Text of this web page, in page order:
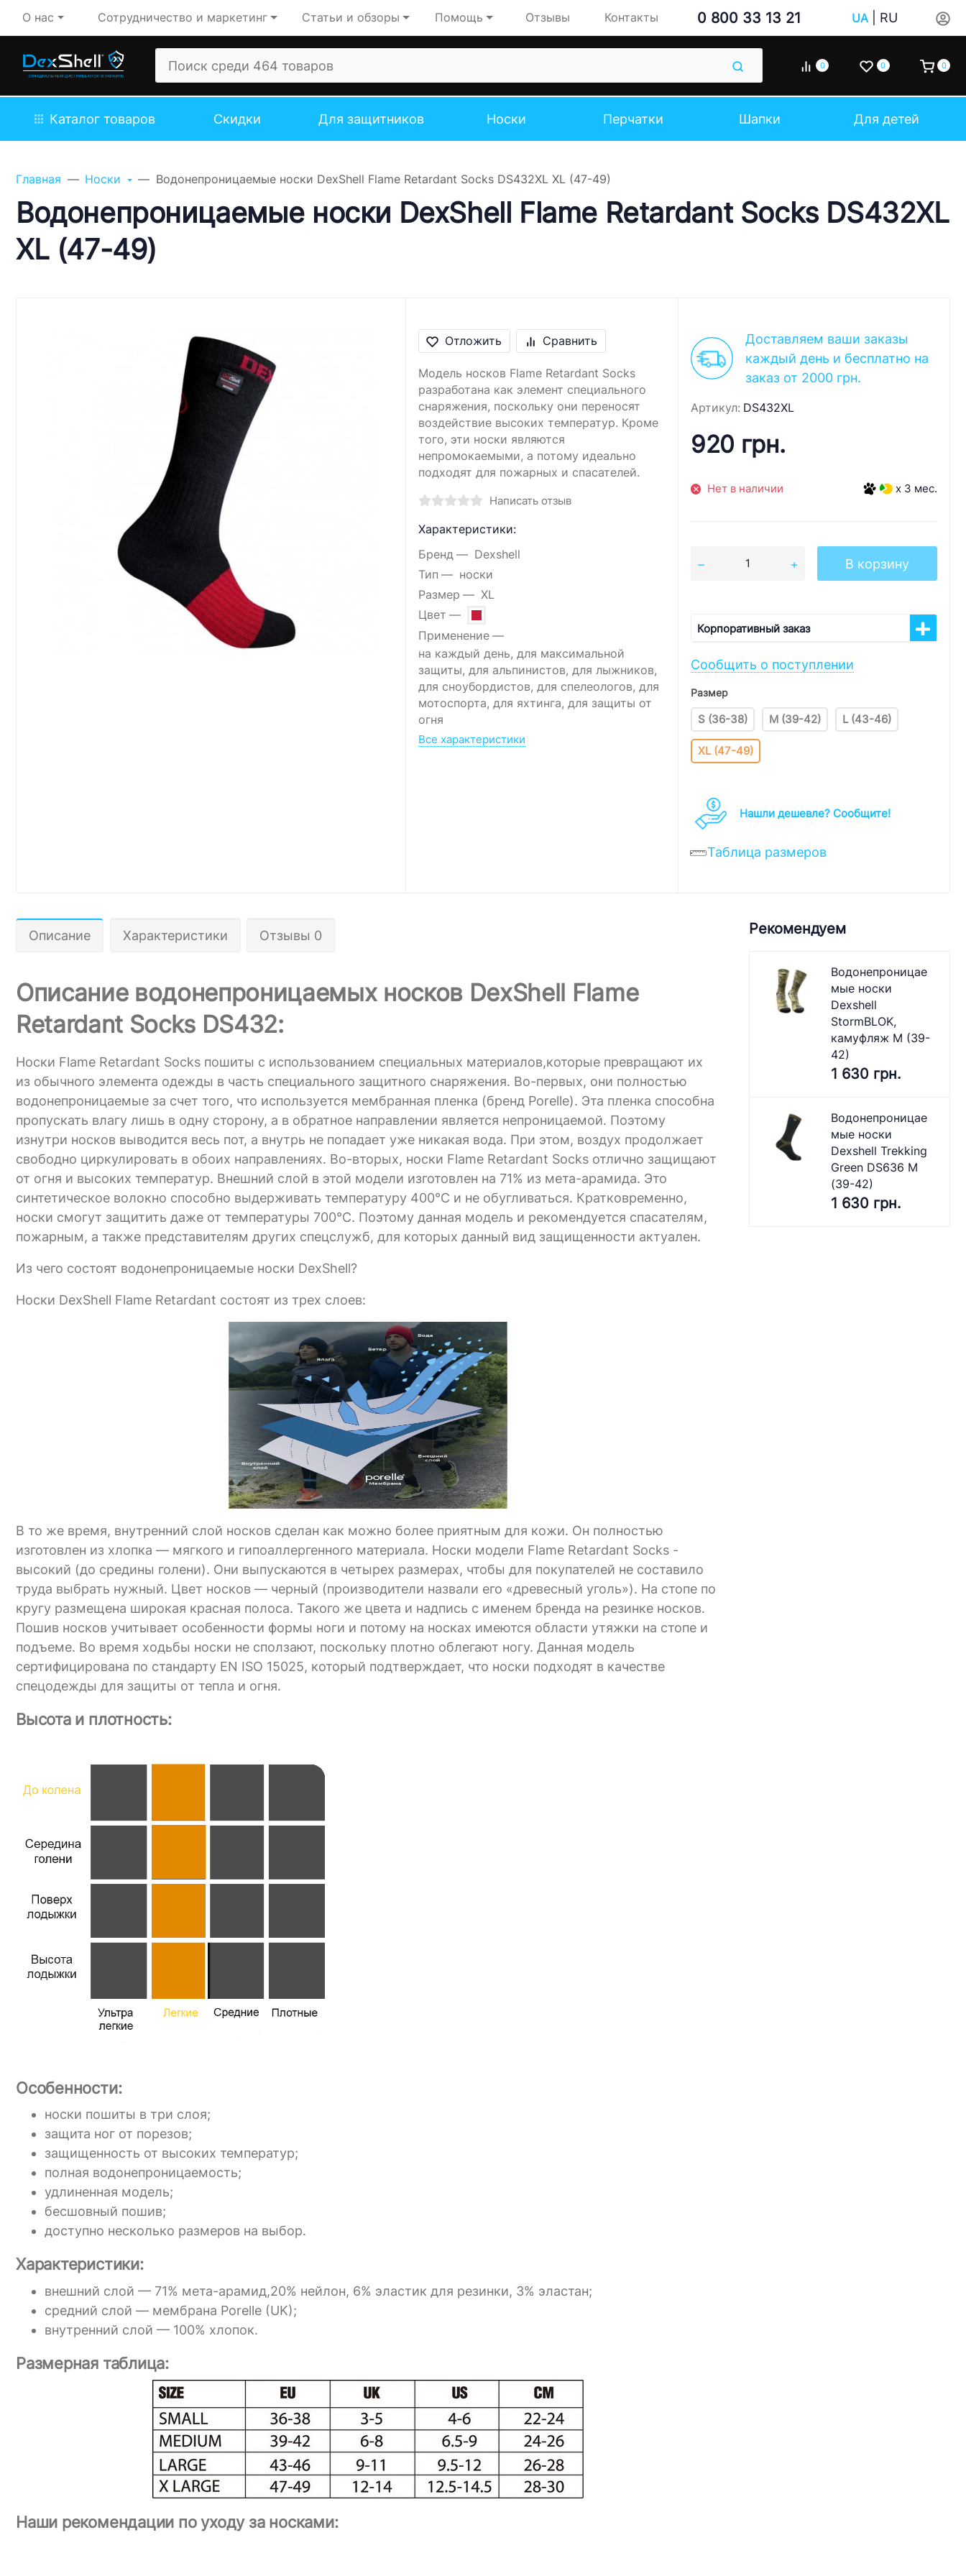
О нас Сотрудничество и маркетинг Статьи и обзоры Помощь Отзывы Контакты 0 800 33 13 21 UA| RU
0 0 0
Каталог товаров Скидки Для защитников Носки Перчатки Шапки Для детей
Главная Носки Водонепроницаемые носки DexShell Flame Retardant Socks DS432XL XL (47-49)
Водонепроницаемые носки DexShell Flame Retardant Socks DS432XL
XL (47-49)
Отложить Сравнить
Модель носков Flame Retardant Socks
разработана как элемент специального
снаряжения, поскольку они переносят
воздействие высоких температур. Кроме
того, эти носки являются
непромокаемыми, а потому идеально
подходят для пожарных и спасателей.
Написать отзыв
Характеристики:
Бренд
Dexshell
Тип
носки
Размер
XL
Цвет
Применение
на каждый день, для максимальной
защиты, для альпинистов, для лыжников,
для сноубордистов, для спелеологов, для
мотоспорта, для яхтинга, для защиты от
огня
Все характеристики
Доставляем ваши заказы
каждый день и бесплатно на
заказ от 2000 грн.
Артикул: DS432XL
920 грн.
Нет в наличии x 3 мес.
В корзину
Корпоративный заказ
Сообщить о поступлении
Размер
S (36-38) M (39-42) L (43-46)
XL (47-49)
Нашли дешевле? Cообщите!
Таблица размеров
Описание Характеристики Отзывы 0
Описание водонепроницаемых носков DexShell Flame
Retardant Socks DS432:
Носки Flame Retardant Socks пошиты с использованием специальных материалов,которые превращают их
из обычного элемента одежды в часть специального защитного снаряжения. Во-первых, они полностью
водонепроницаемые за счет того, что используется мембранная пленка (бренд Porelle). Эта пленка способна
пропускать влагу лишь в одну сторону, а в обратное направлении является непроницаемой. Поэтому
изнутри носков выводится весь пот, а внутрь не попадает уже никакая вода. При этом, воздух продолжает
свободно циркулировать в обоих направлениях. Во-вторых, носки Flame Retardant Socks отлично защищают
от огня и высоких температур. Внешний слой в этой модели изготовлен на 71% из мета-арамида. Это
синтетическое волокно способно выдерживать температуру 400°С и не обугливаться. Кратковременно,
носки смогут защитить даже от температуры 700°С. Поэтому данная модель и рекомендуется спасателям,
пожарным, а также представителям других спецслужб, для которых данный вид защищенности актуален.
Из чего состоят водонепроницаемые носки DexShell?
Носки DexShell Flame Retardant состоят из трех слоев:
В то же время, внутренний слой носков сделан как можно более приятным для кожи. Он полностью
изготовлен из хлопка — мягкого и гипоаллергенного материала. Носки модели Flame Retardant Socks -
высокий (до средины голени). Они выпускаются в четырех размерах, чтобы для покупателей не составило
труда выбрать нужный. Цвет носков — черный (производители назвали его «древесный уголь»). На стопе по
кругу размещена широкая красная полоса. Такого же цвета и надпись с именем бренда на резинке носков.
Пошив носков учитывает особенности формы ноги и потому на носках имеются области утяжки на стопе и
подъеме. Во время ходьбы носки не сползают, поскольку плотно облегают ногу. Данная модель
сертифицирована по стандарту EN ISO 15025, который подтверждает, что носки подходят в качестве
спецодежды для защиты от тепла и огня.
Высота и плотность:
Особенности:
носки пошиты в три слоя;
защита ног от порезов;
защищенность от высоких температур;
полная водонепроницаемость;
удлиненная модель;
бесшовный пошив;
доступно несколько размеров на выбор.
Характеристики:
внешний слой — 71% мета-арамид,20% нейлон, 6% эластик для резинки, 3% эластан;
средний слой — мембрана Porelle (UK);
внутренний слой — 100% хлопок.
Размерная таблица:
Наши рекомендации по уходу за носками:
Рекомендуем
Водонепроницае
мые носки
Dexshell
StormBLOK,
камуфляж M (39-
42)
1 630 грн.
Водонепроницае
мые носки
Dexshell Trekking
Green DS636 M
(39-42)
1 630 грн.
мы обязательно
ответим!
Имя